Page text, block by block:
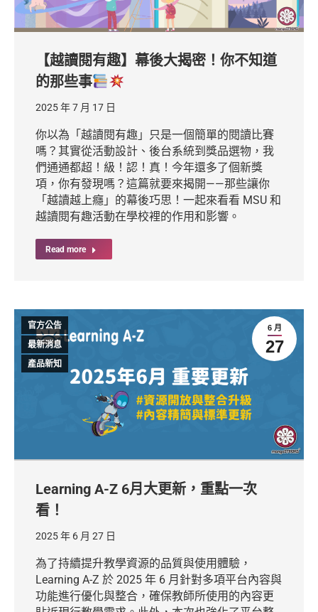
【越讀閱有趣】幕後大揭密！你不知道
的那些事
2025 年 7 月 17 日
你以為「越讀閱有趣」只是一個簡單的閱讀比賽
嗎？其實從活動設計、後台系統到獎品選物，我
們通通都超！級！認！真！今年還多了個新獎
項，你有發現嗎？這篇就要來揭開——那些讓你
「越讀越上癮」的幕後巧思！一起來看看 MSU 和
越讀閱有趣活動在學校裡的作用和影響。
Read more
6 月
27
官方公告
最新消息
產品新知
Learning A-Z 6月大更新，重點一次
看！
2025 年 6 月 27 日
為了持續提升教學資源的品質與使用體驗，
Learning A-Z 於 2025 年 6 月針對多項平台內容與
功能進行優化與整合，確保教師所使用的內容更